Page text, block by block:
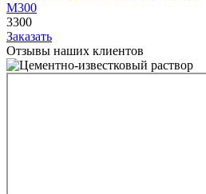
М300
3300
Заказать
Отзывы наших клиентов